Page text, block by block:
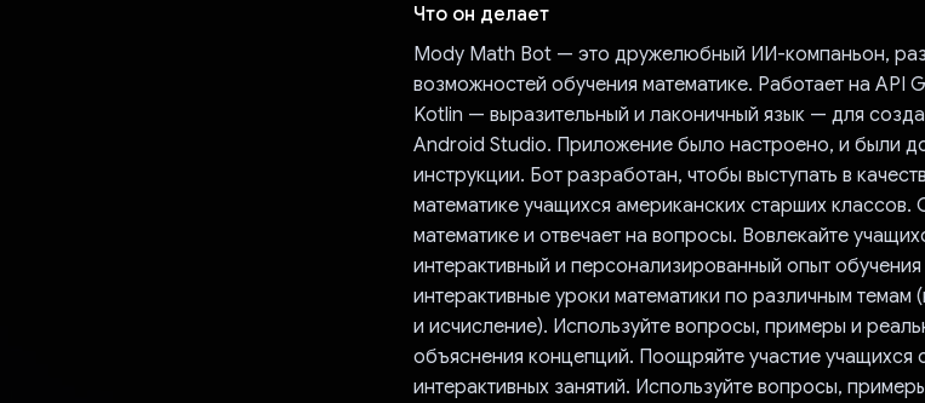
Что он делает
Mody Math Bot — это дружелюбный ИИ-компаньон,
возможностей обучения математике. Работает на API
Kotlin — выразительный и лаконичный язык — для
Android Studio. Приложение было настроено, и были
инструкции. Бот разработан, чтобы выступать в
математике учащихся американских старших классов.
математике и отвечает на вопросы. Вовлекайте
интерактивный и персонализированный опыт
интерактивные уроки математики по различным темам
и исчисление). Используйте вопросы, примеры и
объяснения концепций. Поощряйте участие
интерактивных занятий. Используйте вопросы,